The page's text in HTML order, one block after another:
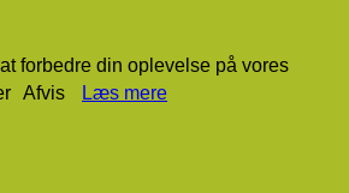
forbedre din oplevelse på vores
Afvis Læs mere